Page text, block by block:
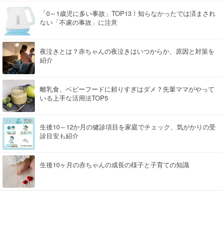
「0～1歳児に多い事故」TOP13！知らなかったでは済まされ
ない「不慮の事故」に注意
夜泣きとは？赤ちゃんの夜泣きはいつからか、原因と対策を
紹介
離乳食、ベビーフードに頼りすぎはダメ？先輩ママがやって
いる上手な活用法TOP5
生後10～12か月の健診項目を家庭でチェック、気がかりの受
診目安も紹介
生後10ヶ月の赤ちゃんの成長の様子と子育ての知識